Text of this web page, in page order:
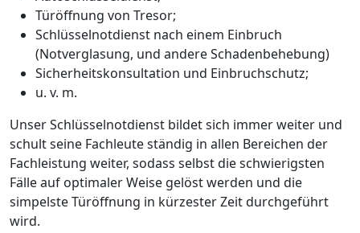
Türöffnung von Tresor;
Schlüsselnotdienst nach einem Einbruch
(Notverglasung, und andere Schadenbehebung)
Sicherheitskonsultation und Einbruchschutz;
u. v. m.
Unser Schlüsselnotdienst bildet sich immer weiter und
schult seine Fachleute ständig in allen Bereichen der
Fachleistung weiter, sodass selbst die schwierigsten
Fälle auf optimaler Weise gelöst werden und die
simpelste Türöffnung in kürzester Zeit durchgeführt
wird.